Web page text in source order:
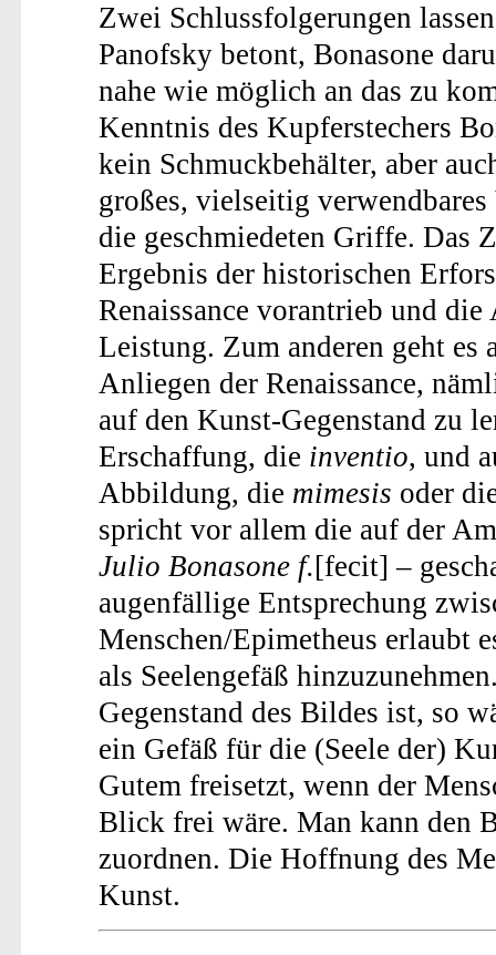
Zwei Schlussfolgerungen
Panofsky betont, Bonasone
nahe wie möglich an das zu
Kenntnis des Kupferstechers
kein Schmuckbehälter, aber
großes, vielseitig
die geschmiedeten Griffe. Das
Ergebnis der historischen
Renaissance vorantrieb und
Leistung. Zum anderen geht es
Anliegen der Renaissance,
auf den Kunst-Gegenstand zu
Erschaffung, die inventio, und
Abbildung, die mimesis oder
spricht vor allem die auf der
Julio Bonasone f.[fecit] –
augenfällige Entsprechung
Menschen/Epimetheus erlaubt
als Seelengefäß
Gegenstand des Bildes ist, so
ein Gefäß für die (Seele der)
Gutem freisetzt, wenn der
Blick frei wäre. Man kann den
zuordnen. Die Hoffnung des
Kunst.